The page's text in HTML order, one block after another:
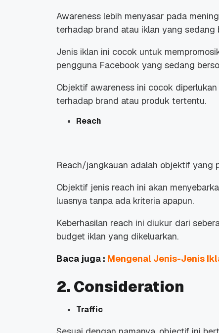
Awareness lebih menyasar pada
terhadap brand atau iklan yang sedang
Jenis iklan ini cocok untuk
pengguna Facebook yang sedang
Objektif awareness ini cocok
terhadap brand atau produk tertentu.
Reach
Reach/jangkauan adalah objektif yang
Objektif jenis reach ini akan
luasnya tanpa ada kriteria apapun.
Keberhasilan reach ini diukur dari
budget iklan yang dikeluarkan.
Baca juga : Mengenal Jenis-Jenis
2. Consideration
Traffic